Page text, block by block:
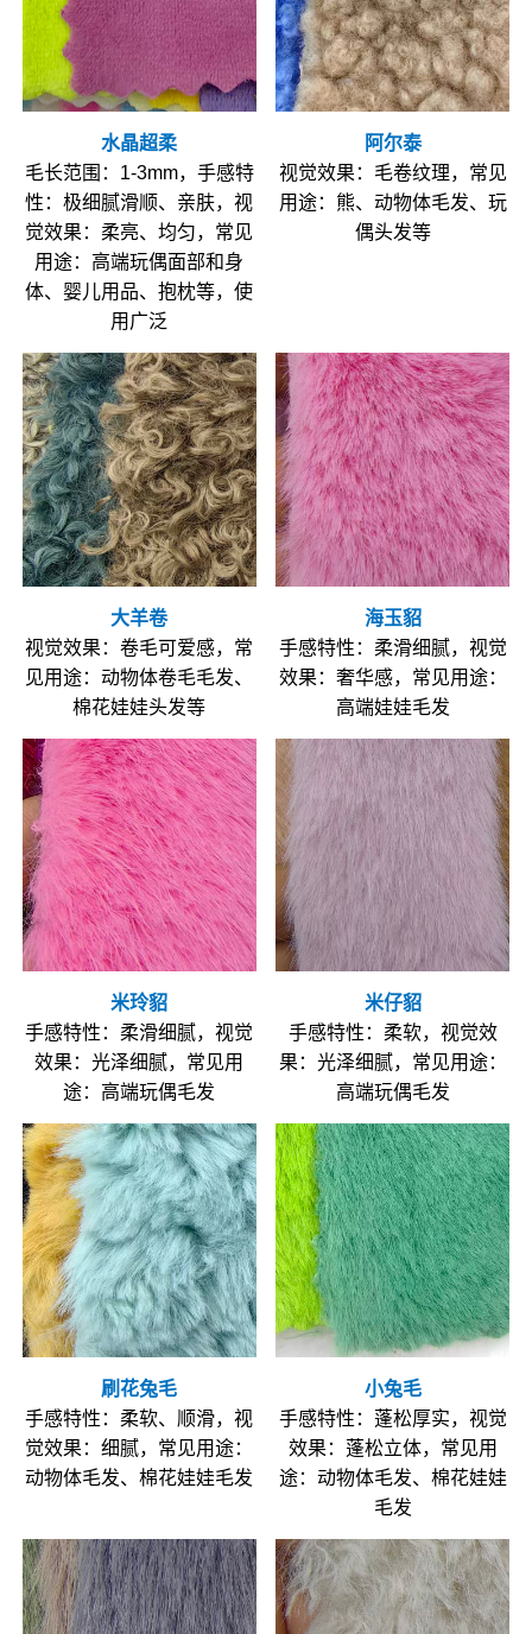
水晶超柔
毛长范围：1-3mm，手感特
性：极细腻滑顺、亲肤，视
觉效果：柔亮、均匀，常见
用途：高端玩偶面部和身
体、婴儿用品、抱枕等，使
用广泛
阿尔泰
视觉效果：毛卷纹理，常见
用途：熊、动物体毛发、玩
偶头发等
大羊卷
视觉效果：卷毛可爱感，常
见用途：动物体卷毛毛发、
棉花娃娃头发等
海玉貂
手感特性：柔滑细腻，视觉
效果：奢华感，常见用途：
高端娃娃毛发
米玲貂
手感特性：柔滑细腻，视觉
效果：光泽细腻，常见用
途：高端玩偶毛发
米仔貂
手感特性：柔软，视觉效
果：光泽细腻，常见用途：
高端玩偶毛发
刷花兔毛
手感特性：柔软、顺滑，视
觉效果：细腻，常见用途：
动物体毛发、棉花娃娃毛发
小兔毛
手感特性：蓬松厚实，视觉
效果：蓬松立体，常见用
途：动物体毛发、棉花娃娃
毛发